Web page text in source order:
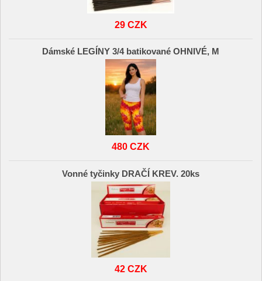
29 CZK
Dámské LEGÍNY 3/4 batikované OHNIVÉ, M
480 CZK
Vonné tyčinky DRAČÍ KREV. 20ks
42 CZK